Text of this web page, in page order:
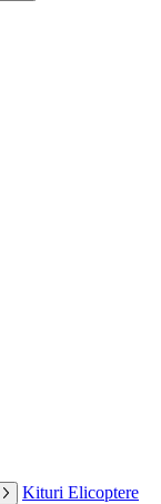
Kituri Elicoptere